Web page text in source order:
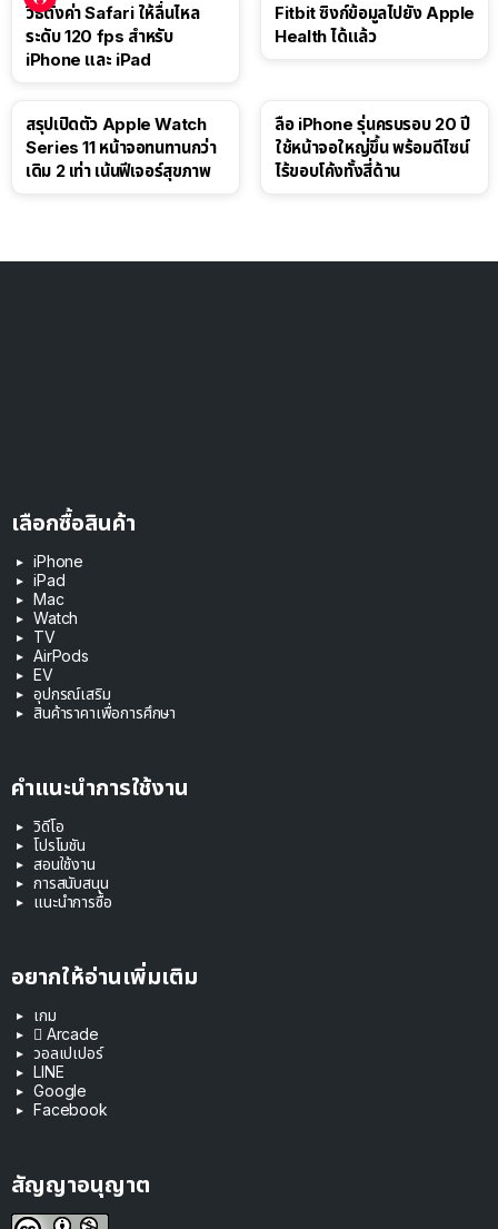
วิธีตั้งค่า Safari ให้ลื่นไหล
ระดับ 120 fps สำหรับ
iPhone และ iPad
Fitbit ซิงก์ข้อมูลไปยัง Apple
Health ได้แล้ว
สรุปเปิดตัว Apple Watch
Series 11 หน้าจอทนทานกว่า
เดิม 2 เท่า เน้นฟีเจอร์สุขภาพ
ลือ iPhone รุ่นครบรอบ 20 ปี
ใช้หน้าจอใหญ่ขึ้น พร้อมดีไซน์
ไร้ขอบโค้งทั้งสี่ด้าน
เลือกซื้อสินค้า
iPhone
iPad
Mac
Watch
TV
AirPods
EV
อุปกรณ์เสริม
สินค้าราคาเพื่อการศึกษา
คำแนะนำการใช้งาน
วิดีโอ
โปรโมชัน
สอนใช้งาน
การสนับสนุน
แนะนำการซื้อ
อยากให้อ่านเพิ่มเติม
เกม
 Arcade
วอลเปเปอร์
LINE
Google
Facebook
สัญญาอนุญาต